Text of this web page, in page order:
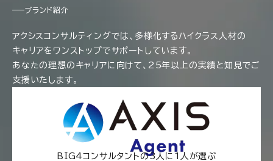
ブランド紹介
アクシスコンサルティングでは、多様化するハイクラス人材の
キャリアをワンストップでサポートしています。
あなたの理想のキャリアに向けて、25年以上の実績と知見でご
支援いたします。
BIG4コンサルタントの3人に1人が選ぶ